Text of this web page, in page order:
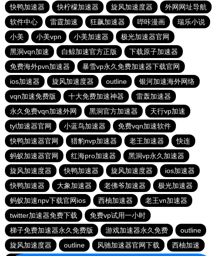
快鸭加速器
快柠檬加速器 旋风加速度器
外网网址导航
软件中心
雷霆加速 狂飙加速器 哔咔漫画
瑞乐小说
小美
小美vpn 小美加速器
极光加速器官网
黑洞vqn加速
白鲸加速官方正版
下载原子加速器
免费海外pvn加速器
暴雪vp永久免费加速器下载官网
ios加速器
旋风加速度器 outline
银河加速海外网络
vqn加速免费版
十大免费加速神器
雷轰加速器
永久免费vqn加速外网
黑洞官方加速器
天行vp加速
tyl加速器官网
小蓝鸟加速器
免费vqn加速软件
快鸭加速器官网
猎豹nvp加速器 老王加速器
快连
蚂蚁加速器官网
红海pro加速器
黑洞vp永久加速器
旋风加速度器
快鸭加速器 旋风加速度器
ios加速器
快鸭加速器
大象加速器 老佛爷加速器
极光加速器
蚂蚁加速npv下载官网ios
西柚加速器
老王vn加速器
twitter加速器免费下载
免费vp试用一小时
梯子免费加速器永久免费版
游戏加速器永久免费
outline
旋风加速度器
outline 风驰加速器官网下载 西柚加速